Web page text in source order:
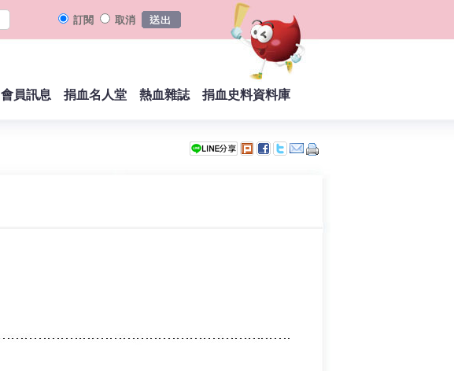
訂閱 取消
會員訊息 捐血名人堂 熱血雜誌 捐血史料資料庫